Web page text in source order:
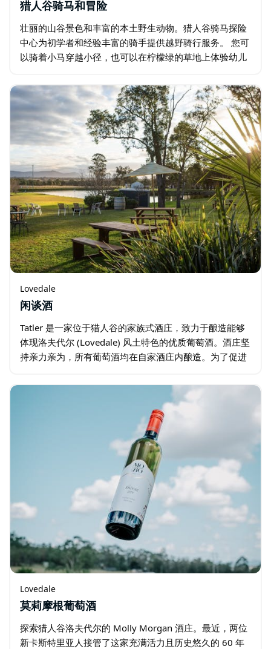
猎人谷骑马和冒险
壮丽的山谷景色和丰富的本土野生动物。猎人谷骑马探险
中心为初学者和经验丰富的骑手提供越野骑行服务。 您可
以骑着小马穿越小径，也可以在柠檬绿的草地上体验幼儿
业团体骑行服务。 在莫莉…
Lovedale
闲谈酒
Tatler 是一家位于猎人谷的家族式酒庄，致力于酿造能够
体现洛夫代尔 (Lovedale) 风土特色的优质葡萄酒。酒庄坚
持亲力亲为，所有葡萄酒均在自家酒庄内酿造。为了促进
酒、白葡萄酒…
Lovedale
莫莉摩根葡萄酒
探索猎人谷洛夫代尔的 Molly Morgan 酒庄。最近，两位
新卡斯特里亚人接管了这家充满活力且历史悠久的 60 年